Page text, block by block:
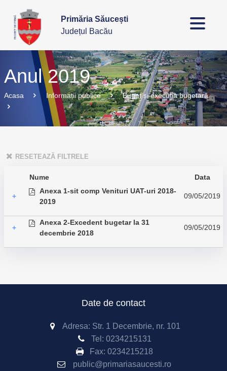
Primăria Săucești
Județul Bacău
Anul 2019
Acasa Informații publice Buget și execuția bugetară
RESETEAZĂ FILTRELE
Nume Data
+
Anexa 1-sit comp Venituri UAT-uri 2018-
2019
09/05/2019
+
Anexa 2-Excedent bugetar la 31
decembrie 2018
09/05/2019
Date de contact
Adresa: Str. 1 Decembrie, nr. 101
Tel: 0234215131
Fax: 0234215218
public@primariasaucesti.ro